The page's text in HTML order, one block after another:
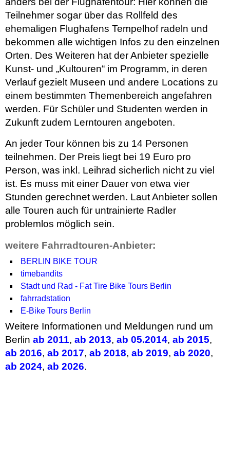
Teilnehmer sogar über das Rollfeld des
ehemaligen Flughafens Tempelhof radeln und
bekommen alle wichtigen Infos zu den einzelnen
Orten. Des Weiteren hat der Anbieter spezielle
Kunst- und „Kultouren“ im Programm, in deren
Verlauf gezielt Museen und andere Locations zu
einem bestimmten Themenbereich angefahren
werden. Für Schüler und Studenten werden in
Zukunft zudem Lerntouren angeboten.
An jeder Tour können bis zu 14 Personen
teilnehmen. Der Preis liegt bei 19 Euro pro
Person, was inkl. Leihrad sicherlich nicht zu viel
ist. Es muss mit einer Dauer von etwa vier
Stunden gerechnet werden. Laut Anbieter sollen
alle Touren auch für untrainierte Radler
problemlos möglich sein.
weitere Fahrradtouren-Anbieter:
BERLIN BIKE TOUR
timebandits
Stadt und Rad - Fat Tire Bike Tours Berlin
fahrradstation
E-Bike Tours Berlin
Weitere Informationen und Meldungen rund um
Berlin ab 2011, ab 2013, ab 05.2014, ab 2015,
ab 2016, ab 2017, ab 2018, ab 2019, ab 2020,
ab 2024, ab 2026.